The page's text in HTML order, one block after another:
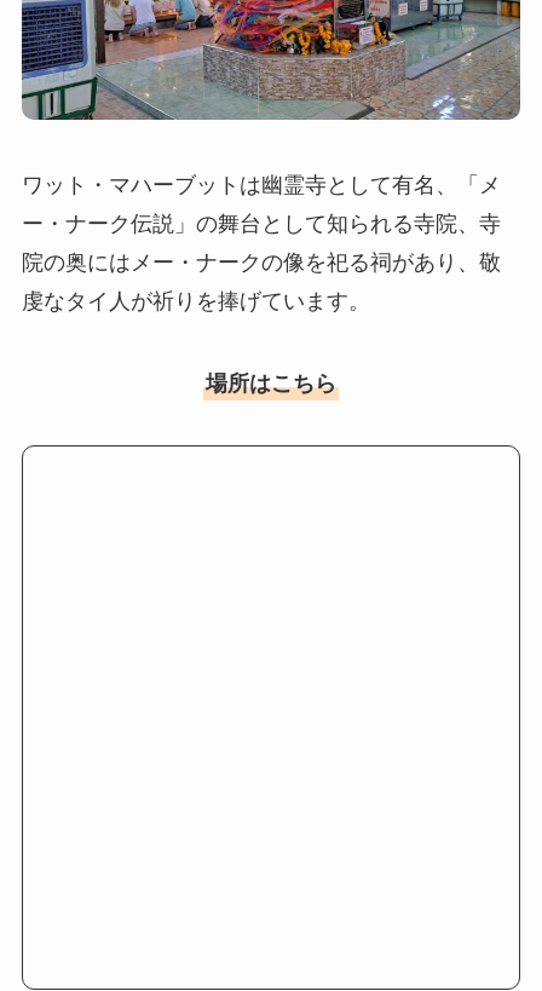
ワット・マハーブットは幽霊寺として有名、「メ
ー・ナーク伝説」の舞台として知られる寺院、寺
院の奥にはメー・ナークの像を祀る祠があり、敬
虔なタイ人が祈りを捧げています。
場所はこちら